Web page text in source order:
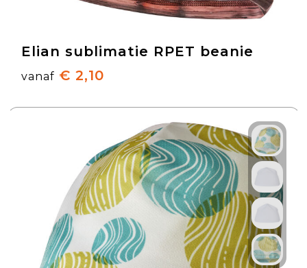
Elian sublimatie RPET beanie
vanaf € 2,10